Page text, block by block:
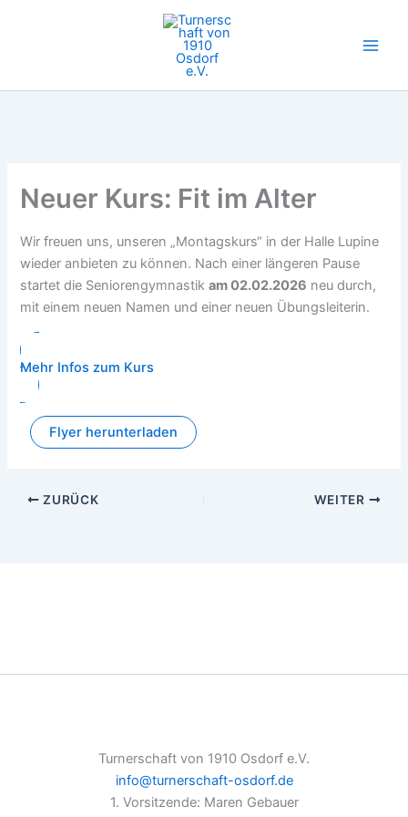
Neuer Kurs: Fit im Alter
Wir freuen uns, unseren „Montagskurs“ in der Halle Lupine
wieder anbieten zu können. Nach einer längeren Pause
startet die Seniorengymnastikam 02.02.2026 neu durch,
mit einem neuen Namen und einer neuen Übungsleiterin.
Mehr Infos zum Kurs
Flyer herunterladen
ZURÜCK WEITER
Turnerschaft von 1910 Osdorf e.V.
info@turnerschaft-osdorf.de
1. Vorsitzende: Maren Gebauer